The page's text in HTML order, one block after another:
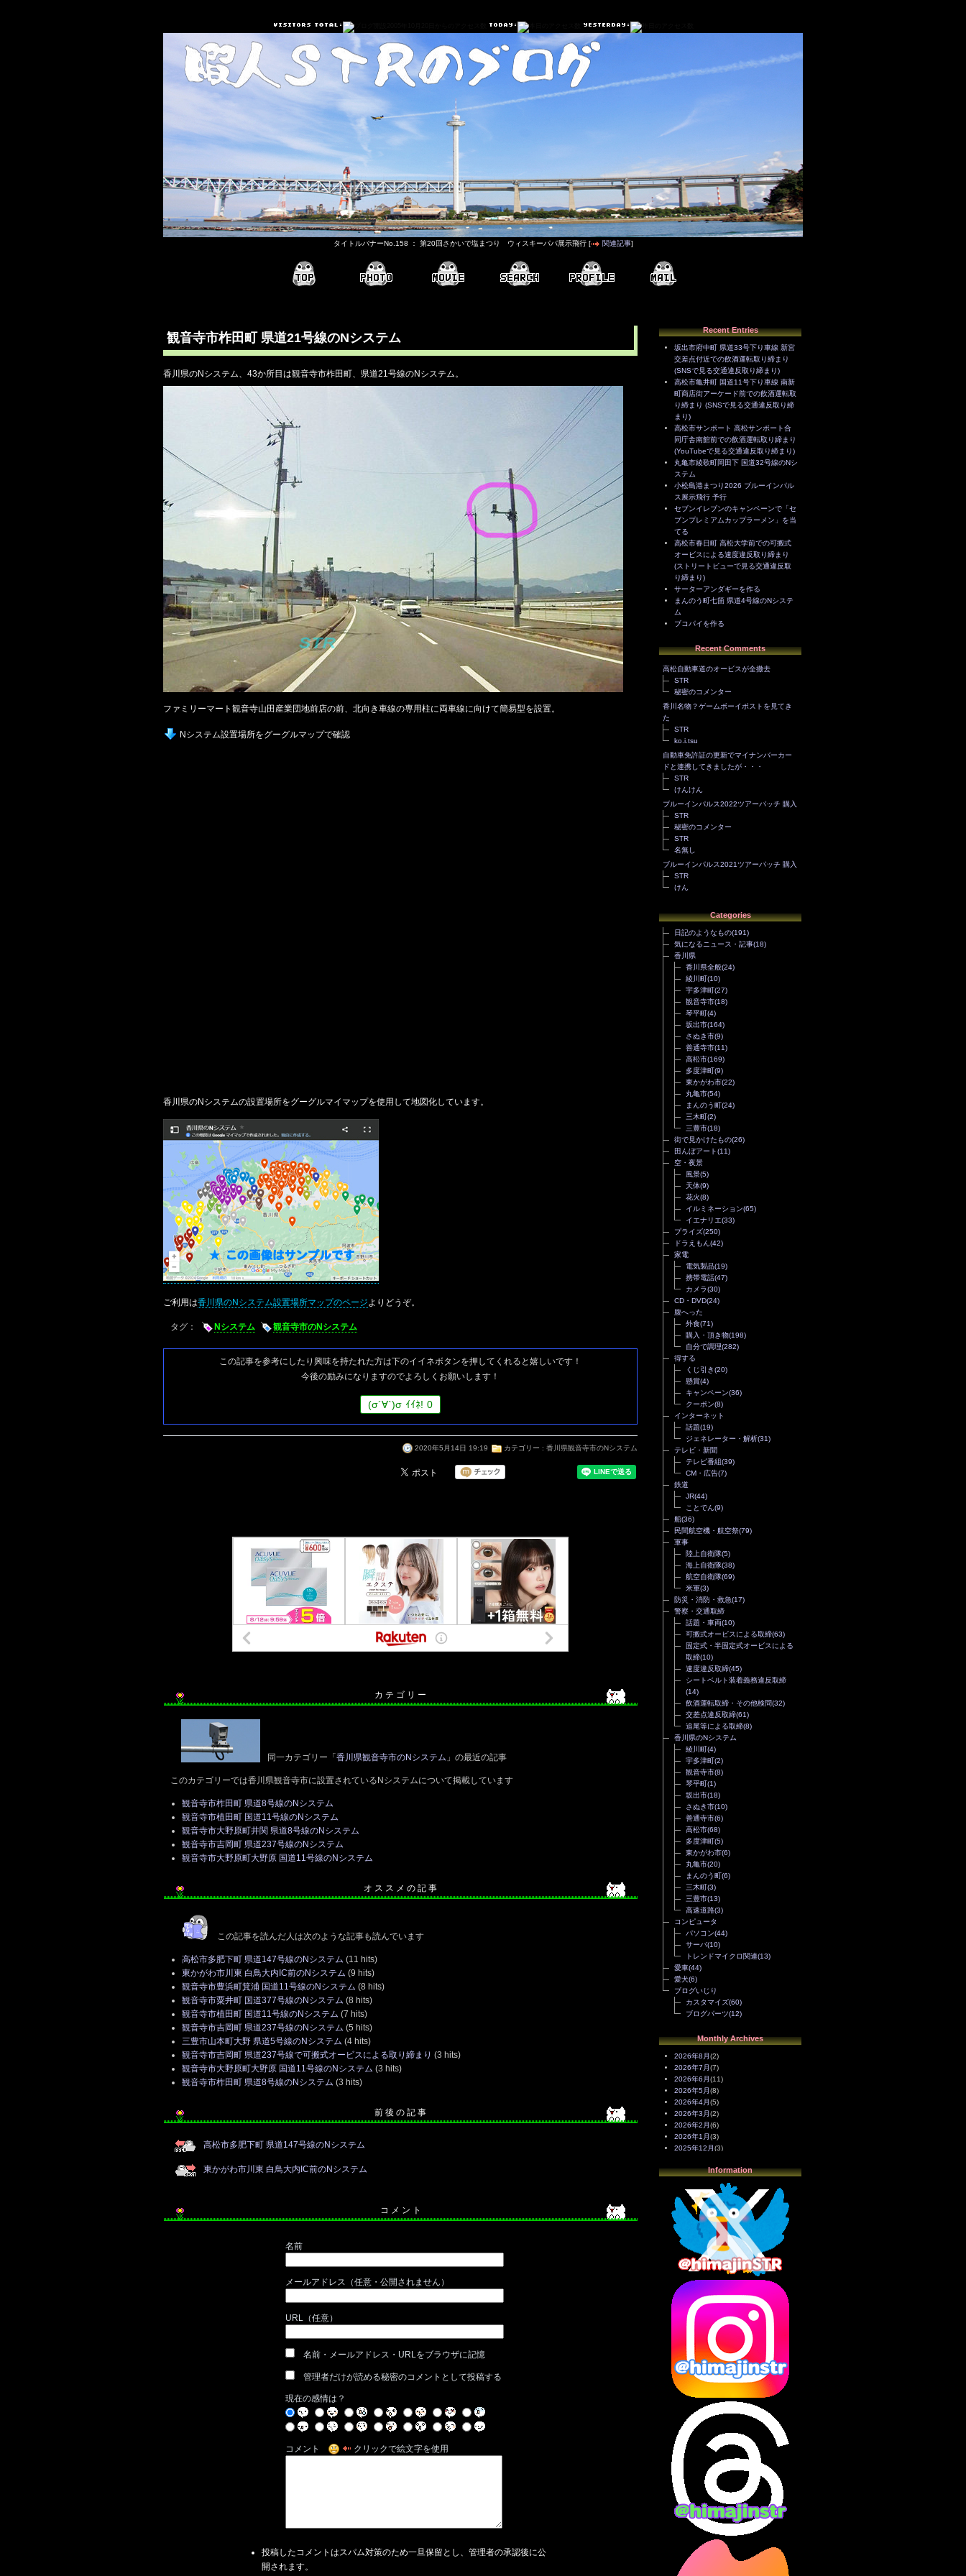
タイトルバナーNo.158 ： 第20回さかいで塩まつり ウィスキーパパ展示飛行 [ 関連記事]
観音寺市柞田町 県道21号線のNシステム
香川県のNシステム、43か所目は観音寺市柞田町、県道21号線のNシステム。
ファミリーマート観音寺山田産業団地前店の前、北向き車線の専用柱に両車線に向けて簡易型を設置。
Nシステム設置場所をグーグルマップで確認
香川県のNシステムの設置場所をグーグルマイマップを使用して地図化しています。
ご利用は香川県のNシステム設置場所マップのページよりどうぞ。
タグ： Nシステム 観音寺市のNシステム
この記事を参考にしたり興味を持たれた方は下のイイネボタンを押してくれると嬉しいです！
今後の励みになりますのでよろしくお願いします！
(σ´∀`)σ ｲｲﾈ! 0
2020年5月14日 19:19 カテゴリー : 香川県観音寺市のNシステム
カ テ ゴ リ ー
同一カテゴリー「 香川県観音寺市のNシステム 」の最近の記事
このカテゴリーでは香川県観音寺市に設置されているNシステムについて掲載しています
観音寺市柞田町 県道8号線のNシステム
観音寺市植田町 国道11号線のNシステム
観音寺市大野原町井関 県道8号線のNシステム
観音寺市吉岡町 県道237号線のNシステム
観音寺市大野原町大野原 国道11号線のNシステム
オ ス ス メ の 記 事
この記事を読んだ人は次のような記事も読んでいます
高松市多肥下町 県道147号線のNシステム (11 hits)
東かがわ市川東 白鳥大内IC前のNシステム (9 hits)
観音寺市豊浜町箕浦 国道11号線のNシステム (8 hits)
観音寺市粟井町 国道377号線のNシステム (8 hits)
観音寺市植田町 国道11号線のNシステム (7 hits)
観音寺市吉岡町 県道237号線のNシステム (5 hits)
三豊市山本町大野 県道5号線のNシステム (4 hits)
観音寺市吉岡町 県道237号線で可搬式オービスによる取り締まり (3 hits)
観音寺市大野原町大野原 国道11号線のNシステム (3 hits)
観音寺市柞田町 県道8号線のNシステム (3 hits)
前 後 の 記 事
高松市多肥下町 県道147号線のNシステム
東かがわ市川東 白鳥大内IC前のNシステム
コ メ ン ト
名前
メールアドレス（任意・公開されません）
URL（任意）
名前・メールアドレス・URLをブラウザに記憶
管理者だけが読める秘密のコメントとして投稿する
現在の感情は？
コメント クリックで絵文字を使用
投稿したコメントはスパム対策のため一旦保留とし、管理者の承認後に公
開されます。
Recent Entries
坂出市府中町 県道33号下り車線 新宮
交差点付近での飲酒運転取り締まり
(SNSで見る交通違反取り締まり)
高松市亀井町 国道11号下り車線 南新
町商店街アーケード前での飲酒運転取
り締まり (SNSで見る交通違反取り締
まり)
高松市サンポート 高松サンポート合
同庁舎南館前での飲酒運転取り締まり
(YouTubeで見る交通違反取り締まり)
丸亀市綾歌町岡田下 国道32号線のNシ
ステム
小松島港まつり2026 ブルーインパル
ス展示飛行 予行
セブンイレブンのキャンペーンで「セ
ブンプレミアムカップラーメン」を当
てる
高松市春日町 高松大学前での可搬式
オービスによる速度違反取り締まり
(ストリートビューで見る交通違反取
り締まり)
サーターアンダギーを作る
まんのう町七箇 県道4号線のNシステ
ム
ブコパイを作る
Recent Comments
高松自動車道のオービスが全撤去
STR
秘密のコメンター
香川名物？ゲームボーイポストを見てき
た
STR
ko.i.tsu
自動車免許証の更新でマイナンバーカー
ドと連携してきましたが・・・
STR
けんけん
ブルーインパルス2022ツアーパッチ 購入
STR
秘密のコメンター
STR
名無し
ブルーインパルス2021ツアーパッチ 購入
STR
けん
Categories
日記のようなもの(191)
気になるニュース・記事(18)
香川県
香川県全般(24)
綾川町(10)
宇多津町(27)
観音寺市(18)
琴平町(4)
坂出市(164)
さぬき市(9)
善通寺市(11)
高松市(169)
多度津町(9)
東かがわ市(22)
丸亀市(54)
まんのう町(24)
三木町(2)
三豊市(18)
街で見かけたもの(26)
田んぼアート(11)
空・夜景
風景(5)
天体(9)
花火(8)
イルミネーション(65)
イエナリエ(33)
プライズ(250)
ドラえもん(42)
家電
電気製品(19)
携帯電話(47)
カメラ(30)
CD・DVD(24)
腹へった
外食(71)
購入・頂き物(198)
自分で調理(282)
得する
くじ引き(20)
懸賞(4)
キャンペーン(36)
クーポン(8)
インターネット
話題(19)
ジェネレーター・解析(31)
テレビ・新聞
テレビ番組(39)
CM・広告(7)
鉄道
JR(44)
ことでん(9)
船(36)
民間航空機・航空祭(79)
軍事
陸上自衛隊(5)
海上自衛隊(38)
航空自衛隊(69)
米軍(3)
防災・消防・救急(17)
警察・交通取締
話題・車両(10)
可搬式オービスによる取締(63)
固定式・半固定式オービスによる
取締(10)
速度違反取締(45)
シートベルト装着義務違反取締
(14)
飲酒運転取締・その他検問(32)
交差点違反取締(61)
追尾等による取締(8)
香川県のNシステム
綾川町(4)
宇多津町(2)
観音寺市(8)
琴平町(1)
坂出市(18)
さぬき市(10)
善通寺市(6)
高松市(68)
多度津町(5)
東かがわ市(6)
丸亀市(20)
まんのう町(6)
三木町(3)
三豊市(13)
高速道路(3)
コンピュータ
パソコン(44)
サーバ(10)
トレンドマイクロ関連(13)
愛車(44)
愛犬(6)
ブログいじり
カスタマイズ(60)
ブログパーツ(12)
Monthly Archives
2026年8月(2)
2026年7月(7)
2026年6月(11)
2026年5月(8)
2026年4月(5)
2026年3月(2)
2026年2月(6)
2026年1月(3)
2025年12月(3)
2025年10月(3)
2025年8月 (3)
2025年7月(2)
2025年6月(1)
2025年5月
(7)
2025年4月(2)
2025年3月 (8)
2025年2月(10)
2025年1月
2024年12月
2024年11月(13)
2024年10月
2024年9月 (14)
2024年8月 (13)
2024年7月
(7)
2024年6月(10)
2024年5月(12)
2024年4月(15)
2024年3月
2024年1月
2023年12月
2023年11月 (4)
2023年10月
(3)
2023年9月
2023年8月(12)
2023年7月
(14)
2023年6月
2023年5月
(5)
2023年4月(6)
2023年3月
(3)
2023年1月
2022年12月
2022年11月
Information